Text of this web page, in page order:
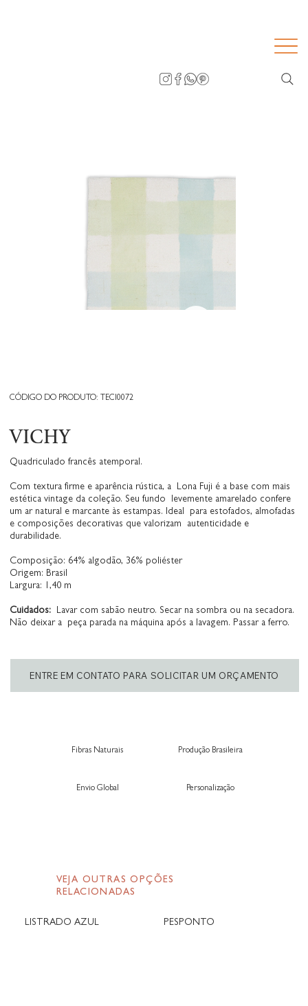
CÓDIGO DO PRODUTO: TECI0072
VICHY
Quadriculado francês atemporal.
Com textura firme e aparência rústica, a Lona Fuji é a base com mais
estética vintage da coleção. Seu fundo levemente amarelado confere
um ar natural e marcante às estampas. Ideal para estofados, almofadas
e composições decorativas que valorizam autenticidade e
durabilidade.
Composição: 64% algodão, 36% poliéster
Origem: Brasil
Largura: 1,40 m
Cuidados:
Lavar com sabão neutro. Secar na sombra ou na secadora.
Não deixar a peça parada na máquina após a lavagem. Passar a ferro.
ENTRE EM CONTATO PARA SOLICITAR UM ORÇAMENTO
Fibras Naturais Produção Brasileira
Envio Global Personalização
VEJA OUTRAS OPÇÕES
RELACIONADAS
LISTRADO AZUL PESPONTO